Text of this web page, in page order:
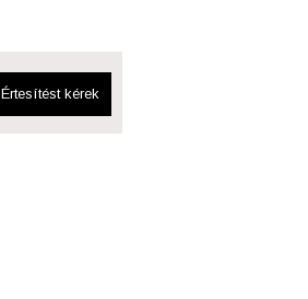
Értesítést kérek